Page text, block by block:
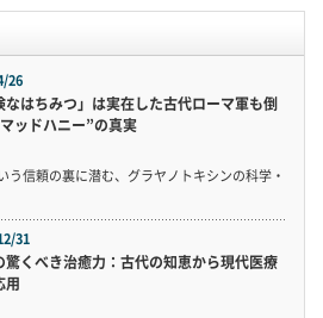
26
なはちみつ」は実在した古代ローマ軍も倒
ッドハニー”の真実
う信頼の裏に潜む、グラヤノトキシンの科学・
31
驚くべき治癒力：古代の知恵から現代医療
用